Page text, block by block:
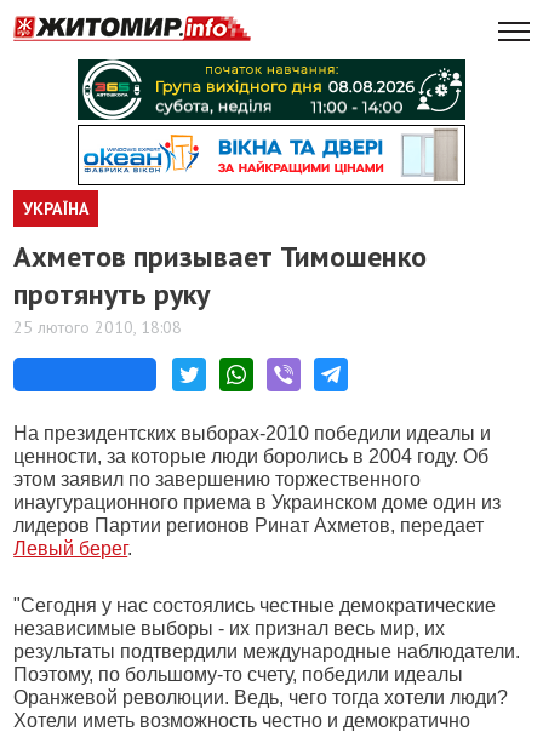
УКРАЇНА
Ахметов призывает Тимошенко
протянуть руку
25 лютого 2010, 18:08
На президентских выборах-2010 победили идеалы и
ценности, за которые люди боролись в 2004 году. Об
этом заявил по завершению торжественного
инаугурационного приема в Украинском доме один из
лидеров Партии регионов Ринат Ахметов, передает
Левый берег.
"Сегодня у нас состоялись честные демократические
независимые выборы - их признал весь мир, их
результаты подтвердили международные наблюдатели.
Поэтому, по большому-то счету, победили идеалы
Оранжевой революции. Ведь, чего тогда хотели люди?
Хотели иметь возможность честно и демократично